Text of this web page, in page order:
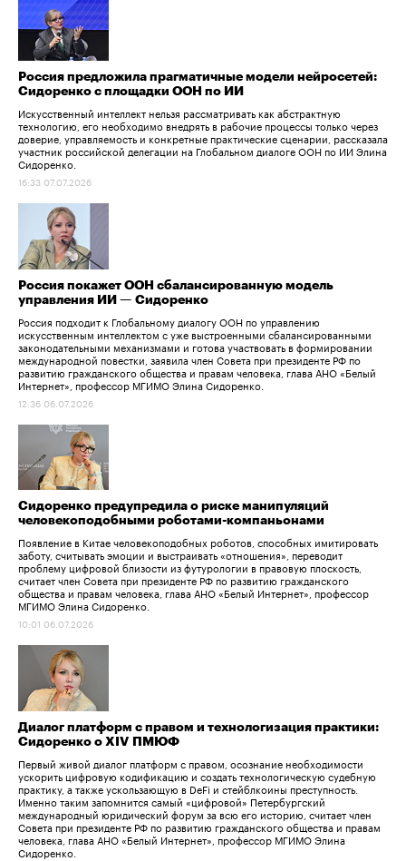
Россия предложила прагматичные модели нейросетей:
Сидоренко с площадки ООН по ИИ
Искусственный интеллект нельзя рассматривать как абстрактную
технологию, его необходимо внедрять в рабочие процессы только через
доверие, управляемость и конкретные практические сценарии, рассказала
участник российской делегации на Глобальном диалоге ООН по ИИ Элина
Сидоренко.
16:33 07.07.2026
Россия покажет ООН сбалансированную модель
управления ИИ — Сидоренко
Россия подходит к Глобальному диалогу ООН по управлению
искусственным интеллектом с уже выстроенными сбалансированными
законодательными механизмами и готова участвовать в формировании
международной повестки, заявила член Совета при президенте РФ по
развитию гражданского общества и правам человека, глава АНО «Белый
Интернет», профессор МГИМО Элина Сидоренко.
12:36 06.07.2026
Сидоренко предупредила о риске манипуляций
человекоподобными роботами-компаньонами
Появление в Китае человекоподобных роботов, способных имитировать
заботу, считывать эмоции и выстраивать «отношения», переводит
проблему цифровой близости из футурологии в правовую плоскость,
считает член Совета при президенте РФ по развитию гражданского
общества и правам человека, глава АНО «Белый Интернет», профессор
МГИМО Элина Сидоренко.
10:01 06.07.2026
Диалог платформ с правом и технологизация практики:
Сидоренко о XIV ПМЮФ
Первый живой диалог платформ с правом, осознание необходимости
ускорить цифровую кодификацию и создать технологическую судебную
практику, а также ускользающую в DeFi и стейблкоины преступность.
Именно таким запомнится самый «цифровой» Петербургский
международный юридический форум за всю его историю, считает член
Совета при президенте РФ по развитию гражданского общества и правам
человека, глава АНО «Белый Интернет», профессор МГИМО Элина
Сидоренко.